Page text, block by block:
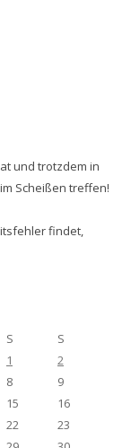
und trotzdem in
Scheißen treffen!
findet,
S
S
1
2
8
9
15
16
22
23